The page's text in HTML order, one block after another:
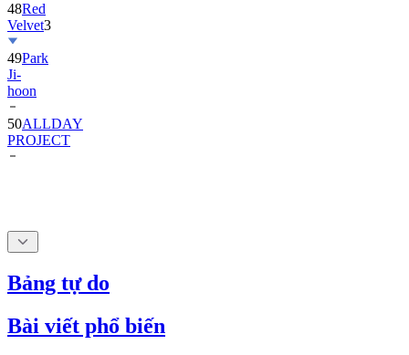
48Red
Velvet3
49Park
Ji-
hoon
50ALLDAY
PROJECT
Bảng tự do
Bài viết phổ biến